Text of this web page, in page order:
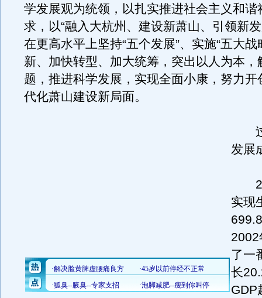
学发展观为统领，以扎实推进社会主义和谐
求，以“融入大杭州、建设新萧山、引领新
在更高水平上坚持“五个发展”、实施“五大战
新、加快转型、加大统筹，突出以人为本，
题，推进科学发展，实现全面小康，努力开
代化萧山建设新局面。
过
发展
实现
2002
了一
长
GDP